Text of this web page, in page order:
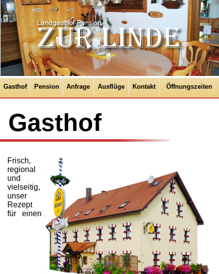
Gasthof Pension Anfrage Ausflüge Kontakt Öffnungszeiten
Gasthof
Frisch,
regional
und
vielseitig,
unser
Rezept
für einen